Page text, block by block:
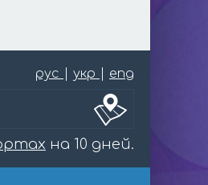
рус укр eng
на 10 дней.